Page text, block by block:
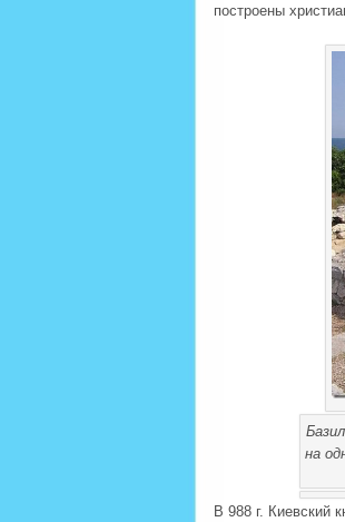
построены
на
В 988 г. Киевский